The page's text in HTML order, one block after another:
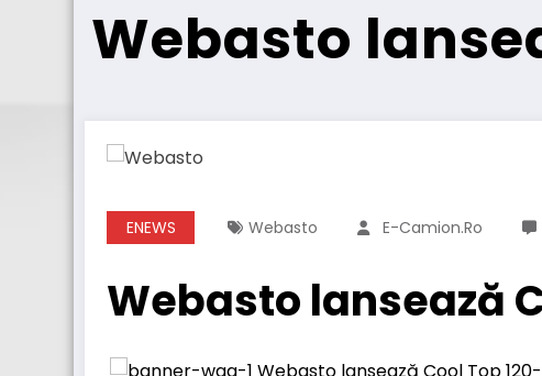
Webasto
ENEWS Webasto E-Camion.ro
Webasto lansează